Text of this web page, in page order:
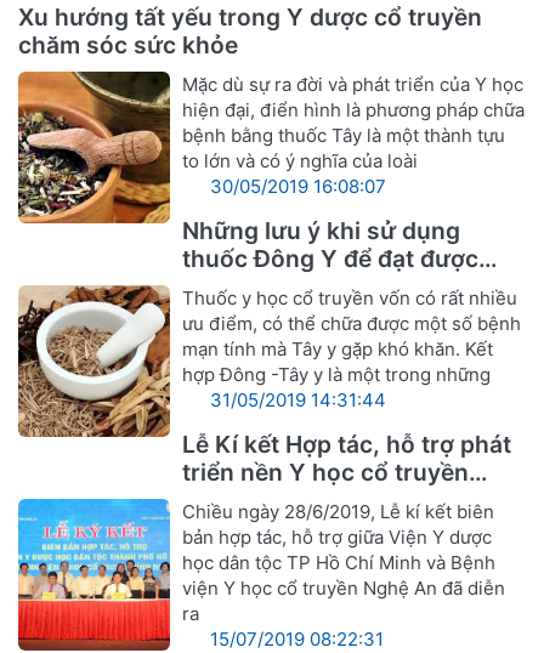
Xu hướng tất yếu trong Y dược cổ truyền
chăm sóc sức khỏe
Mặc dù sự ra đời và phát triển của Y học
hiện đại, điển hình là phương pháp chữa
bệnh bằng thuốc Tây là một thành tựu
to lớn và có ý nghĩa của loài
30/05/2019 16:08:07
Những lưu ý khi sử dụng
thuốc Đông Y để đạt được
hiệu quả tốt nhất
Thuốc y học cổ truyền vốn có rất nhiều
ưu điểm, có thể chữa được một số bệnh
mạn tính mà Tây y gặp khó khăn. Kết
hợp Đông -Tây y là một trong những
31/05/2019 14:31:44
Lễ Kí kết Hợp tác, hỗ trợ phát
triển nền Y học cổ truyền
Nghệ An
Chiều ngày 28/6/2019, Lễ kí kết biên
bản hợp tác, hỗ trợ giữa Viện Y dược
học dân tộc TP Hồ Chí Minh và Bệnh
viện Y học cổ truyền Nghệ An đã diễn
ra
15/07/2019 08:22:31